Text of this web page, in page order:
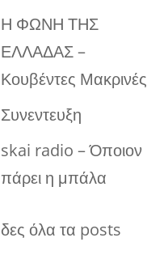
Η ΦΩΝΗ ΤΗΣ
ΕΛΛΑΔΑΣ –
Κουβέντες Μακρινές
Συνεντευξη
skai radio – Όποιον
πάρει η μπάλα
δες όλα τα posts